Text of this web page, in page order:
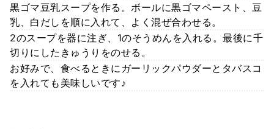
黒ゴマ豆乳スープを作る。ボールに黒ゴマペースト、豆
乳、白だしを順に入れて、よく混ぜ合わせる。
2のスープを器に注ぎ、1のそうめんを入れる。最後に千
切りにしたきゅうりをのせる。
お好みで、食べるときにガーリックパウダーとタバスコ
を入れても美味しいです♪